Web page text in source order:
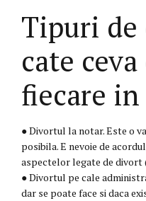
Tipuri
cate
fiecare
● Divortul la notar. Este o
posibila. E nevoie de
aspectelor legate de divort
● Divortul pe cale
dar se poate face si daca